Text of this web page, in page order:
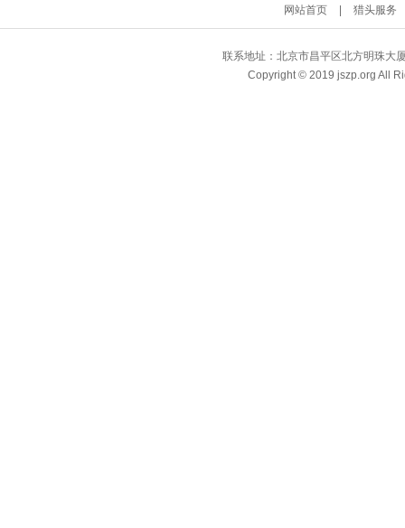
网站首页 猎头服务
联系地址：北京市昌平区北方明珠大
Copyright © 2019 jszp.org All